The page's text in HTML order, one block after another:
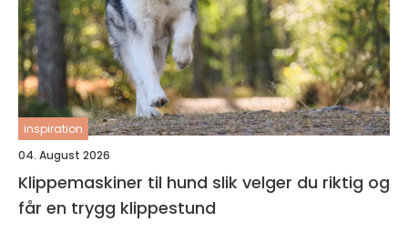
inspiration
04. August 2026
Klippemaskiner til hund slik velger du riktig og
får en trygg klippestund